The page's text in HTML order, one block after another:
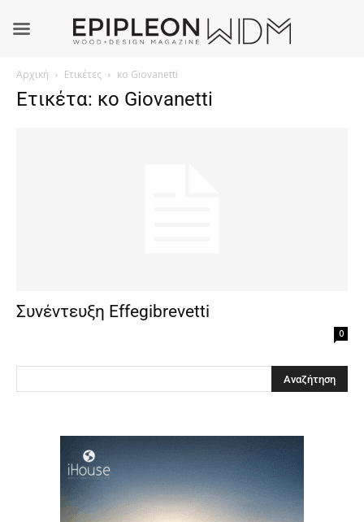
Αρχική Ετικέτες κο Giovanetti
Ετικέτα: κο Giovanetti
Συνέντευξη Effegibrevetti
0